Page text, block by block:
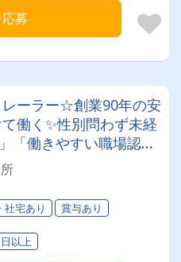
募
ーラー☆創業90年の安
働く✨性別問わず未経
「働きやすい職場認証
金や表彰制度など福利
社宅あり 賞与あり
以上